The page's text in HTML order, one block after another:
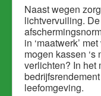
Naast wegen
lichtvervuiling.
in ‘maatwerk’
mogen kassen
verlichten? In het
leefomgeving.